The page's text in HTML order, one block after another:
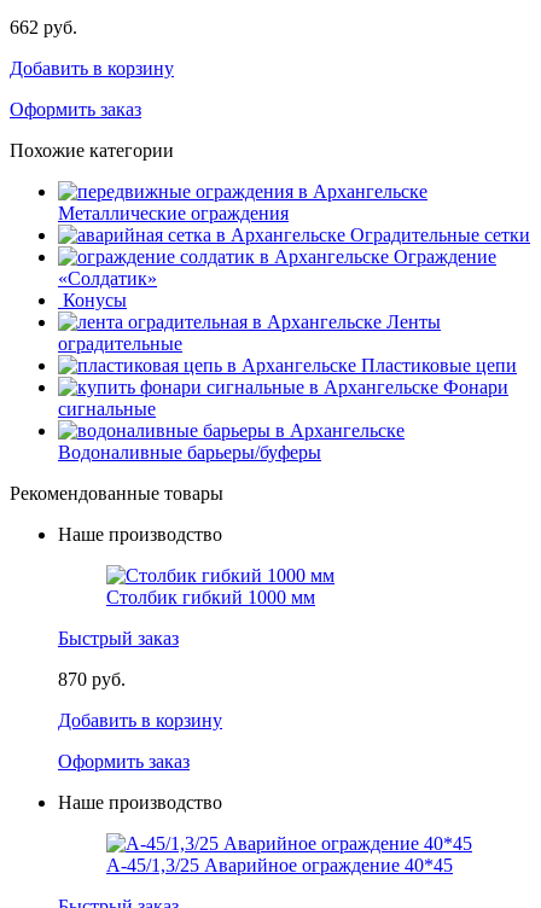
662 руб.
Добавить в корзину
Оформить заказ
Похожие категории
Металлические ограждения
Оградительные сетки
Ограждение
«Солдатик»
Конусы
Ленты
оградительные
Пластиковые цепи
Фонари
сигнальные
Водоналивные барьеры/буферы
Рекомендованные товары
Наше производство
Столбик гибкий 1000 мм
Быстрый заказ
870 руб.
Добавить в корзину
Оформить заказ
Наше производство
А-45/1,3/25 Аварийное ограждение 40*45